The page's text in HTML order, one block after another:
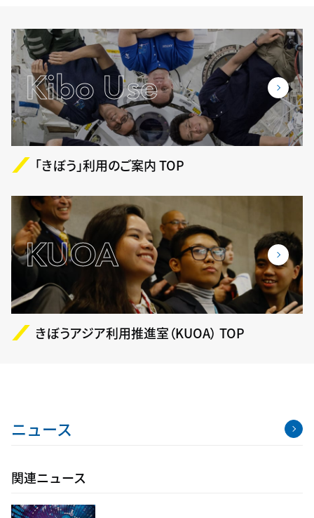
Kibo Use
「きぼう」利用のご案内 TOP
KUOA
きぼうアジア利用推進室（KUOA） TOP
ニュース
関連ニュース